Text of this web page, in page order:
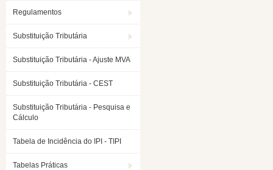
Regulamentos
Substituição Tributária
Substituição Tributária - Ajuste MVA
Substituição Tributária - CEST
Substituição Tributária - Pesquisa e
Cálculo
Tabela de Incidência do IPI - TIPI
Tabelas Práticas